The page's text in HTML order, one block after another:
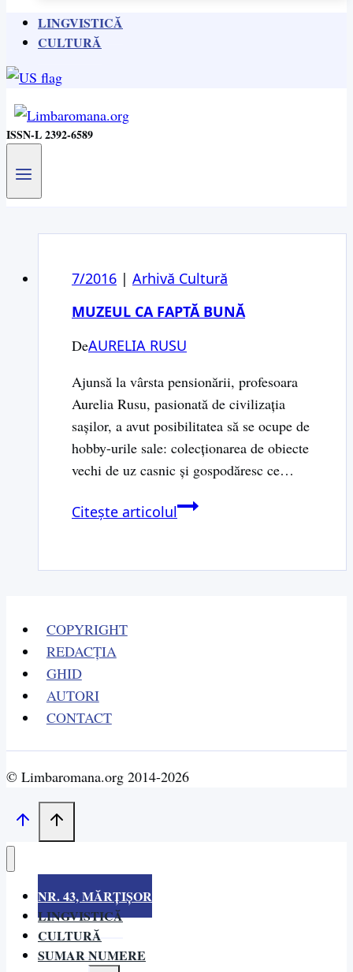
LINGVISTICĂ
CULTURĂ
ISSN-L 2392-6589
7/2016 | Arhivă Cultură
MUZEUL CA FAPTĂ BUNĂ
DeAURELIA RUSU
Ajunsă la vârsta pensionării, profesoara
Aurelia Rusu, pasionată de civilizaţia
saşilor, a avut posibilitatea să se ocupe de
hobby-urile sale: colecţionarea de obiecte
vechi de uz casnic şi gospodăresc ce…
Citește articolulMuzeul
bună
COPYRIGHT
REDACȚIA
GHID
AUTORI
CONTACT
© Limbaromana.org 2014-2026
NR. 43, MĂRȚIȘOR
LINGVISTICĂ
CULTURĂ
SUMAR NUMERE